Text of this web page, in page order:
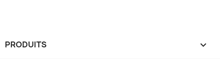
PRODUITS 